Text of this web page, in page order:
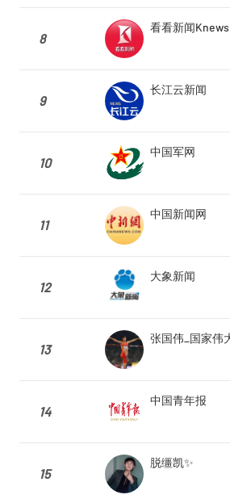
8
看看新闻Knews
9
长江云新闻
10
中国军网
11
中国新闻网
12
大象新闻
13
张国伟_国家伟
14
中国青年报
15
脱缰凯✨